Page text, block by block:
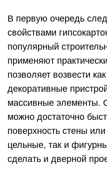
В первую очередь
свойствами
популярный
применяют
позволяет возвести
декоративные
массивные элементы.
можно достаточно
поверхность стены
цельные, так и
сделать и дверной